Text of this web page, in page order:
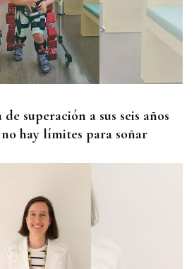
superación a sus seis años
hay límites para soñar